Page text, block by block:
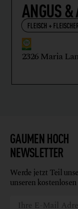
ANGUS &
FLEISCH +
2326 Maria
GAUMEN HOCH
NEWSLETTER
Werde jetzt Teil
unseren